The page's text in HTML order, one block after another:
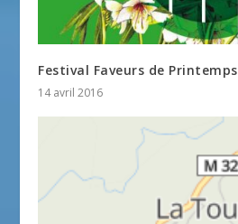
Festival Faveurs de Printemps
14 avril 2016